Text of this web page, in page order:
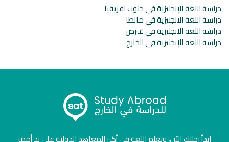
دراسة اللغة الإنجليزية في جنوب افريقيا
دراسة اللغة الانجليزية في مالطا
دراسة اللغة الانجليزية في قبرص
دراسة اللغة الإنجليزية في الخارج
ابدأ رحلتك الآن، وتعلم اللغة في أكبر المعاهد الدولية على يد أمهر